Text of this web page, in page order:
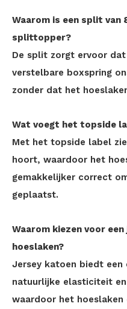
Waarom is een split van
splittopper?
De split zorgt ervoor
verstelbare boxspring
zonder dat het
Wat voegt het topside
Met het topside label
hoort, waardoor het
gemakkelijker correct
geplaatst.
Waarom kiezen voor
hoeslaken?
Jersey katoen biedt een
natuurlijke elasticiteit
waardoor het